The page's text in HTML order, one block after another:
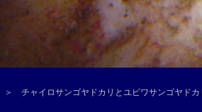
＞ チャイロサンゴヤドカリとユビワサンゴヤドカ